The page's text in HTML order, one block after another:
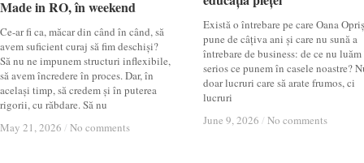
Există o întrebare pe care Oana
pune de câțiva ani și care nu sună a
întrebare de business: de ce nu
serios ce punem în casele noastre?
doar lucruri care să arate frumos, ci
lucruri
June 9, 2026 / No comments
June 9, 2026 / No comments
Made in RO, în weekend
Ce-ar fi ca, măcar din când în când, să
avem suficient curaj să fim deschiși?
Să nu ne impunem structuri inflexibile,
să avem încredere în proces. Dar, în
același timp, să credem și în puterea
rigorii, cu răbdare. Să nu
May 21, 2026 / No comments
Made in RO, în weekend
May 21, 2026 / No comments